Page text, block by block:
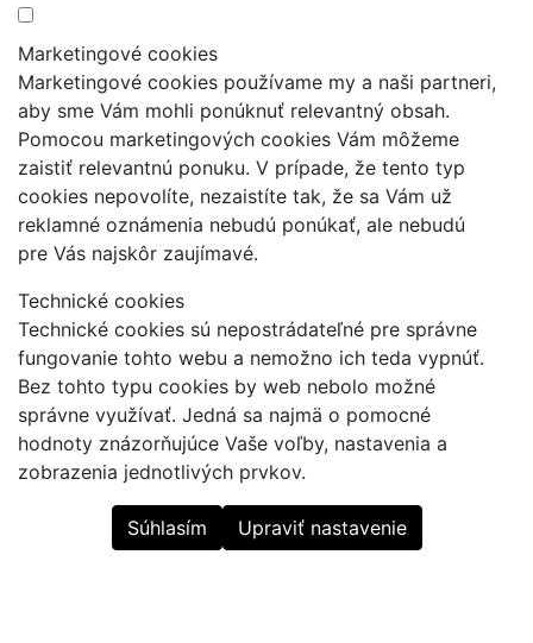
Marketingové cookies
Marketingové cookies používame my a naši partneri,
aby sme Vám mohli ponúknuť relevantný obsah.
Pomocou marketingových cookies Vám môžeme
zaistiť relevantnú ponuku. V prípade, že tento typ
cookies nepovolíte, nezaistíte tak, že sa Vám už
reklamné oznámenia nebudú ponúkať, ale nebudú
pre Vás najskôr zaujímavé.
Technické cookies
Technické cookies sú nepostrádateľné pre správne
fungovanie tohto webu a nemožno ich teda vypnúť.
Bez tohto typu cookies by web nebolo možné
správne využívať. Jedná sa najmä o pomocné
hodnoty znázorňujúce Vaše voľby, nastavenia a
zobrazenia jednotlivých prvkov.
Súhlasím Upraviť nastavenie